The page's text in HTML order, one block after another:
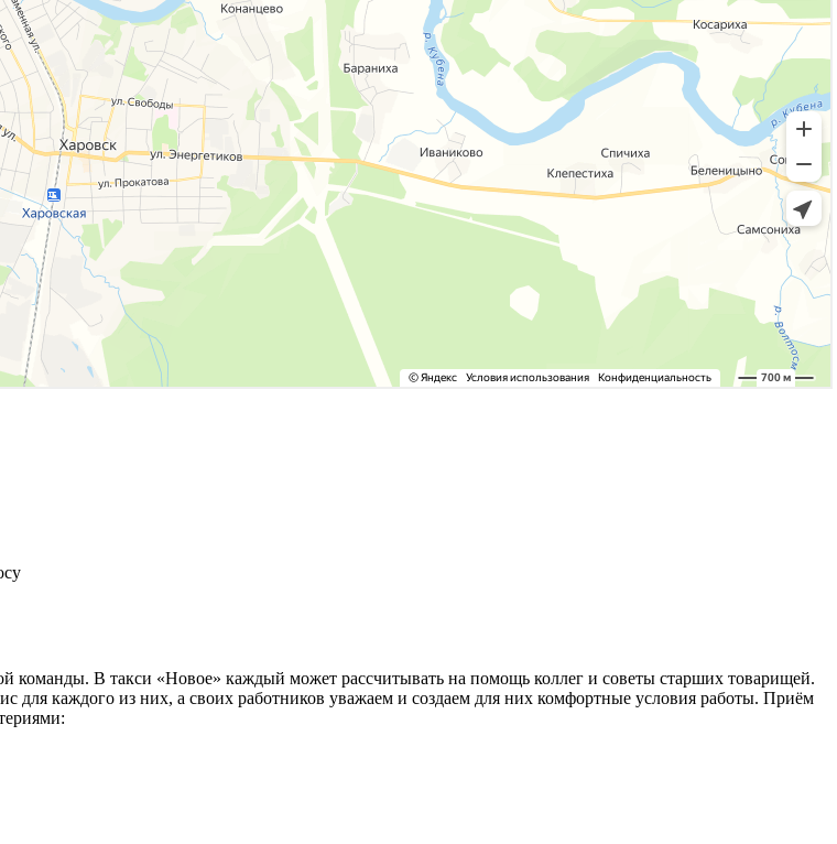
В такси «Новое» каждый может рассчитывать на помощь коллег и советы старших товарищей.
для каждого из них, а своих работников уважаем и создаем для них комфортные условия работы. Приём